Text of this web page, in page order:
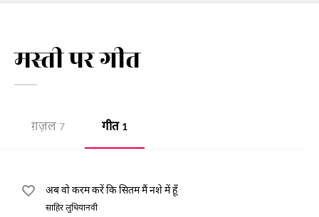
मस्ती पर गीत
ग़ज़ल 7 गीत 1
अब वो करम करें कि सितम मैं नशे में हूँ
साहिर लुधियानवी